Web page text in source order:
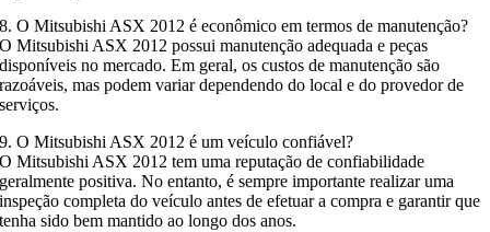
8. O Mitsubishi ASX 2012 é econômico em termos de manutenção?
O Mitsubishi ASX 2012 possui manutenção adequada e peças
disponíveis no mercado. Em geral, os custos de manutenção são
razoáveis, mas podem variar dependendo do local e do provedor de
serviços.
9. O Mitsubishi ASX 2012 é um veículo confiável?
O Mitsubishi ASX 2012 tem uma reputação de confiabilidade
geralmente positiva. No entanto, é sempre importante realizar uma
inspeção completa do veículo antes de efetuar a compra e garantir que
tenha sido bem mantido ao longo dos anos.